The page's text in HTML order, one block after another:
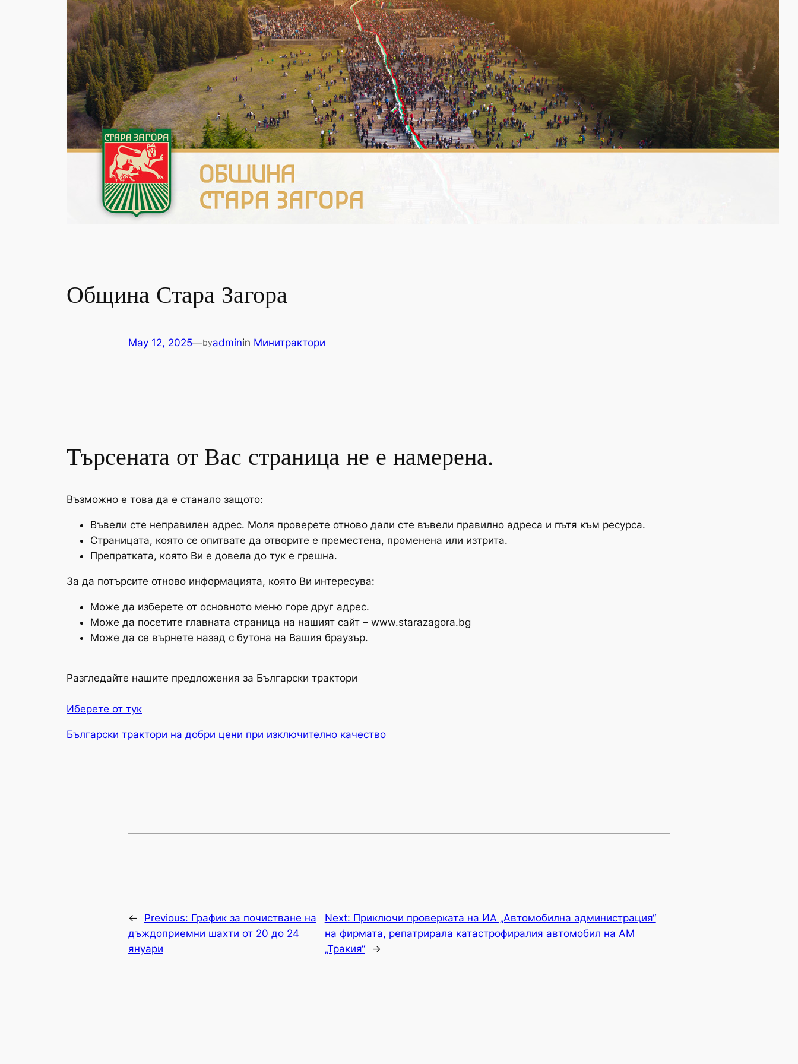
Община Стара Загора
May 12, 2025—byadminin Минитрактори
Търсената от Вас страница не е намерена.
Възможно е това да е станало защото:
Въвели сте неправилен адрес. Моля проверете отново дали сте въвели правилно адреса и пътя към ресурса.
Страницата, която се опитвате да отворите е преместена, променена или изтрита.
Препратката, която Ви е довела до тук е грешна.
За да потърсите отново информацията, която Ви интересува:
Може да изберете от основното меню горе друг адрес.
Може да посетите главната страница на нашият сайт – www.starazagora.bg
Може да се върнете назад с бутона на Вашия браузър.
Разгледайте нашите предложения за Български трактори
Иберете от тук
Български трактори на добри цени при изключително качество
← Previous: График за почистване на
дъждоприемни шахти от 20 до 24
януари
Next: Приключи проверката на ИА „Автомобилна администрация“
на фирмата, репатрирала катастрофиралия автомобил на АМ
„Тракия“
→